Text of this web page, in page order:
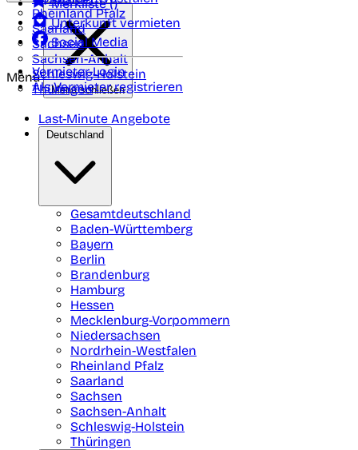
Rheinland Pfalz
Saarland
Sachsen
Sachsen-Anhalt
Schleswig-Holstein
Thüringen
Merkliste ()
Unterkunft vermieten
Social Media
Vermieter-Login
Als Vermieter registrieren
Menü
Menü schließen
Last-Minute Angebote
Deutschland
Gesamtdeutschland
Baden-Württemberg
Bayern
Berlin
Brandenburg
Hamburg
Hessen
Mecklenburg-Vorpommern
Niedersachsen
Nordrhein-Westfalen
Rheinland Pfalz
Saarland
Sachsen
Sachsen-Anhalt
Schleswig-Holstein
Thüringen